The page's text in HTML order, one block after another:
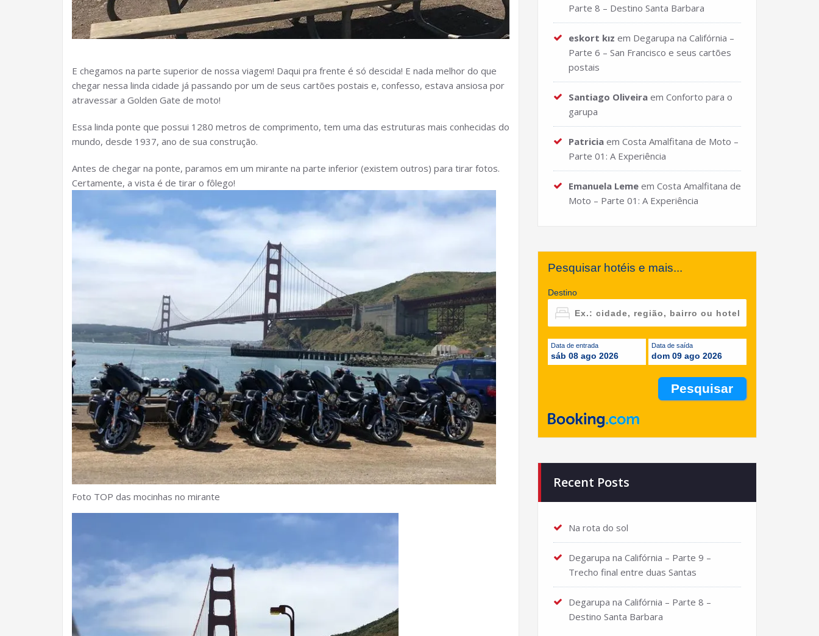
E chegamos na parte superior de nossa viagem! Daqui pra frente é só descida! E nada melhor do que
chegar nessa linda cidade já passando por um de seus cartões postais e, confesso, estava ansiosa por
atravessar a Golden Gate de moto!
Essa linda ponte que possui 1280 metros de comprimento, tem uma das estruturas mais conhecidas do
mundo, desde 1937, ano de sua construção.
Antes de chegar na ponte, paramos em um mirante na parte inferior (existem outros) para tirar fotos.
Certamente, a vista é de tirar o fôlego!
Foto TOP das mocinhas no mirante
Parte 8 – Destino Santa Barbara
eskort kız em Degarupa na Califórnia –
Parte 6 – San Francisco e seus cartões
postais
Santiago Oliveira em Conforto para o
garupa
Patricia em Costa Amalfitana de Moto –
Parte 01: A Experiência
Emanuela Leme em Costa Amalfitana de
Moto – Parte 01: A Experiência
Pesquisar hotéis e mais...
Destino
Data de entrada
sáb 08 ago 2026
Data de saída
dom 09 ago 2026
Recent Posts
Na rota do sol
Degarupa na Califórnia – Parte 9 –
Trecho final entre duas Santas
Degarupa na Califórnia – Parte 8 –
Destino Santa Barbara